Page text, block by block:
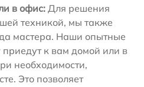
в офис: Для решения
техникой, мы также
мастера. Наши опытные
к вам домой или в
необходимости,
Это позволяет